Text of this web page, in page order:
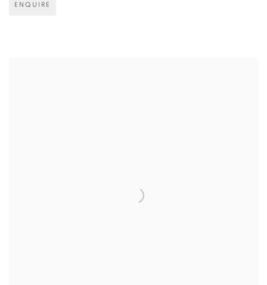
ENQUIRE